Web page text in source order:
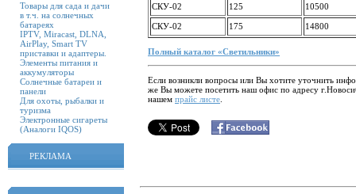
Товары для сада и дачи
в т.ч. на солнечных
батареях
IPTV, Miracast, DLNA,
AirPlay, Smart TV
приставки и адаптеры.
Элементы питания и
аккумуляторы
Солнечные батареи и
панели
Для охоты, рыбалки и
туризма
Электронные сигареты
(Аналоги IQOS)
РЕКЛАМА
СКУ-02 125 10500
СКУ-02 175 14800
Полный каталог «Светильники»
Если возникли вопросы или Вы хотите уточнить
же Вы можете посетить наш офис по адресу
нашем прайс листе